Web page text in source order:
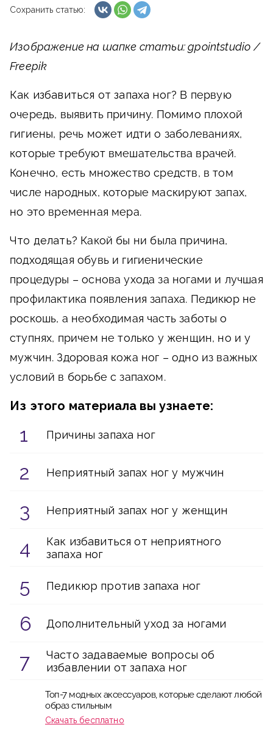
Сохранить статью:
Изображение на шапке статьи: gpointstudio /
Freepik
Как избавиться от запаха ног? В первую
очередь, выявить причину. Помимо плохой
гигиены, речь может идти о заболеваниях,
которые требуют вмешательства врачей.
Конечно, есть множество средств, в том
числе народных, которые маскируют запах,
но это временная мера.
Что делать? Какой бы ни была причина,
подходящая обувь и гигиенические
процедуры – основа ухода за ногами и лучшая
профилактика появления запаха. Педикюр не
роскошь, а необходимая часть заботы о
ступнях, причем не только у женщин, но и у
мужчин. Здоровая кожа ног – одно из важных
условий в борьбе с запахом.
Из этого материала вы узнаете:
Причины запаха ног
Неприятный запах ног у мужчин
Неприятный запах ног у женщин
Как избавиться от неприятного
запаха ног
Педикюр против запаха ног
Дополнительный уход за ногами
Часто задаваемые вопросы об
избавлении от запаха ног
Топ-7 модных аксессуаров, которые сделают любой
образ стильным
Скачать бесплатно